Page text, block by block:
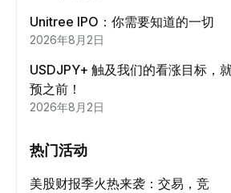
Unitree IPO：你需要知道的一切
2026年8月2日
USDJPY+ 触及我们的看涨目标，
预之前！
2026年8月2日
热门活动
美股财报季火热来袭：交易，竞